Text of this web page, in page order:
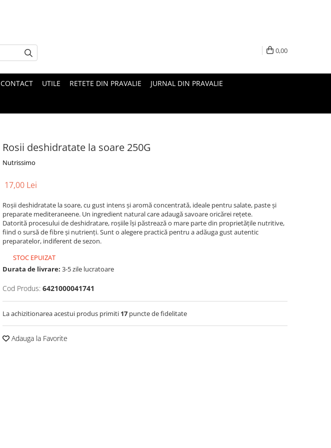
0,00
CONTACT UTILE RETETE DIN PRAVALIE JURNAL DIN PRAVALIE
Rosii deshidratate la soare 250G
Nutrissimo
17,00 Lei
Roșii deshidratate la soare, cu gust intens și aromă concentrată, ideale pentru salate, paste și
preparate mediteraneene. Un ingredient natural care adaugă savoare oricărei rețete.
Datorită procesului de deshidratare, roșiile își păstrează o mare parte din proprietățile nutritive,
fiind o sursă de fibre și nutrienți. Sunt o alegere practică pentru a adăuga gust autentic
preparatelor, indiferent de sezon.
STOC EPUIZAT
Durata de livrare: 3-5 zile lucratoare
Cod Produs: 6421000041741
La achizitionarea acestui produs primiti 17 puncte de fidelitate
Adauga la Favorite